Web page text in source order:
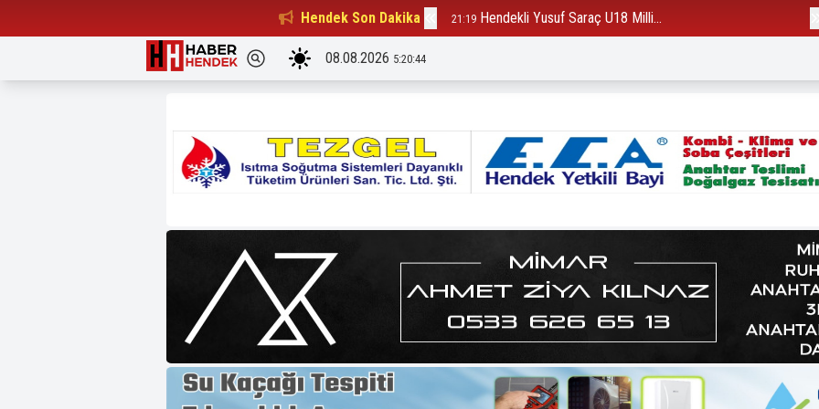
Hendek Son Dakika
Beşiktaşlılar Derneği Başkanı... 21:19 Hendekli Yusuf Saraç U18 Milli...
08.08.2026 5:20:46